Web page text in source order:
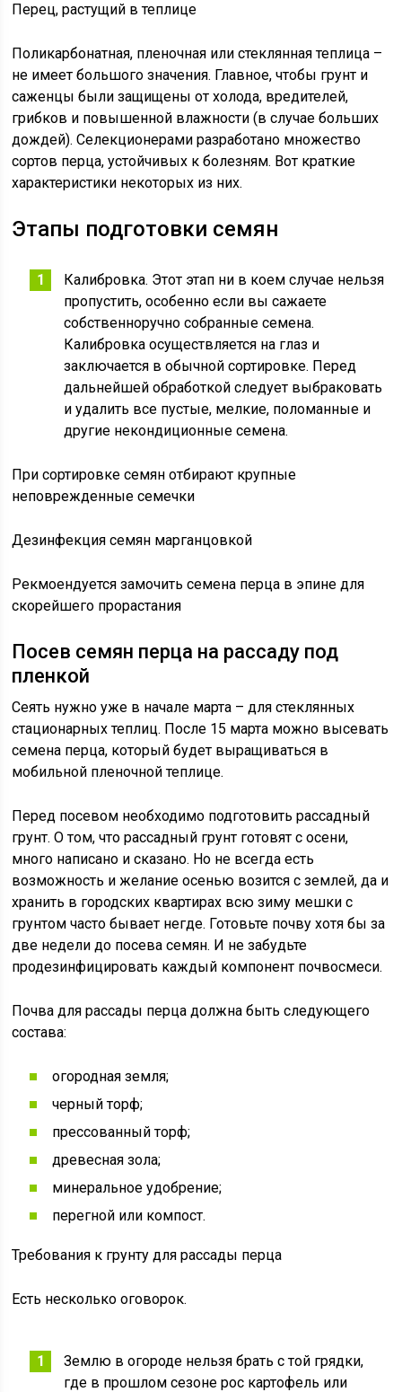
Перец, растущий в теплице
Поликарбонатная, пленочная или стеклянная теплица –
не имеет большого значения. Главное, чтобы грунт и
саженцы были защищены от холода, вредителей,
грибков и повышенной влажности (в случае больших
дождей). Селекционерами разработано множество
сортов перца, устойчивых к болезням. Вот краткие
характеристики некоторых из них.
Этапы подготовки семян
Калибровка. Этот этап ни в коем случае нельзя
пропустить, особенно если вы сажаете
собственноручно собранные семена.
Калибровка осуществляется на глаз и
заключается в обычной сортировке. Перед
дальнейшей обработкой следует выбраковать
и удалить все пустые, мелкие, поломанные и
другие некондиционные семена.
При сортировке семян отбирают крупные
неповрежденные семечки
Дезинфекция семян марганцовкой
Рекмоендуется замочить семена перца в эпине для
скорейшего прорастания
Посев семян перца на рассаду под
пленкой
Сеять нужно уже в начале марта – для стеклянных
стационарных теплиц. После 15 марта можно высевать
семена перца, который будет выращиваться в
мобильной пленочной теплице.
Перед посевом необходимо подготовить рассадный
грунт. О том, что рассадный грунт готовят с осени,
много написано и сказано. Но не всегда есть
возможность и желание осенью возится с землей, да и
хранить в городских квартирах всю зиму мешки с
грунтом часто бывает негде. Готовьте почву хотя бы за
две недели до посева семян. И не забудьте
продезинфицировать каждый компонент почвосмеси.
Почва для рассады перца должна быть следующего
состава:
огородная земля;
черный торф;
прессованный торф;
древесная зола;
минеральное удобрение;
перегной или компост.
Требования к грунту для рассады перца
Есть несколько оговорок.
Землю в огороде нельзя брать с той грядки,
где в прошлом сезоне рос картофель или